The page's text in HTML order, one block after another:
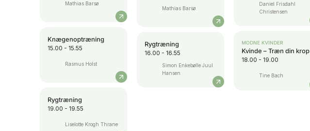
Mathias Barsø
Knægenoptræning
15.00 - 15.55
Rasmus Holst
Rygtræning
19.00 - 19.55
Liselotte Krogh Thrane
Mathias Barsø
Rygtræning
16.00 - 16.55
Simon Enkebølle Juul
Hansen
Daniel Frisdahl
Christensen
MODNE KVINDER
Kvinde – Træn din krop
18.00 - 19.00
Tine Bach